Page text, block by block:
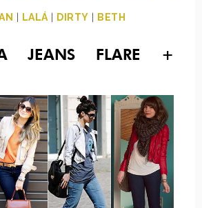
LALÁ DIRTY BETH
JEANS FLARE +